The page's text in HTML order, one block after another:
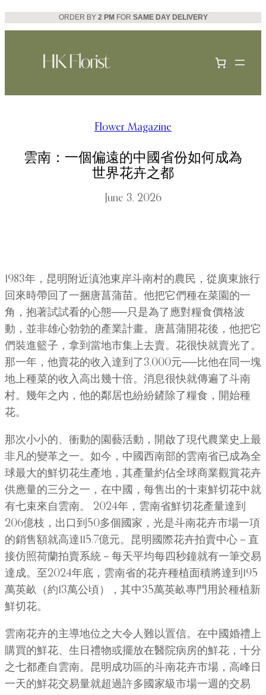
Skip
to
ORDER BY 2 PM FOR SAME DAY DELIVERY
Flower Magazine
雲南：一個偏遠的中國省份如何成為
世界花卉之都
June 3, 2026
1983年，昆明附近滇池東岸斗南村的農民，從廣東旅行
回來時帶回了一捆唐菖蒲苗。他把它們種在菜園的一
角，抱著試試看的心態──只是為了應對糧食價格波
動，並非雄心勃勃的產業計畫。唐菖蒲開花後，他把它
們裝進籃子，拿到當地市集上去賣。花很快就賣光了。
那一年，他賣花的收入達到了3,000元──比他在同一塊
地上種菜的收入高出幾十倍。消息很快就傳遍了斗南
村。幾年之內，他的鄰居也紛紛鏟除了糧食，開始種
花。
那次小小的、衝動的園藝活動，開啟了現代農業史上最
非凡的變革之一。如今，中國西南部的雲南省已成為全
球最大的鮮切花生產地，其產量約佔全球商業觀賞花卉
供應量的三分之一，在中國，每售出的十束鮮切花中就
有七束來自雲南。 2024年，雲南​​省鮮切花產量達到
206億枝，出口到50多個國家，光是斗南花卉市場一項
的銷售額就高達115.7億元。昆明國際花卉拍賣中心－直
接仿照荷蘭拍賣系統－每天平均每四秒鐘就有一筆交易
達成。至2024年底，雲南省的花卉種植面積將達到195
萬英畝（約13萬公頃），其中35萬英畝專門用於種植新
鮮切花。
雲南花卉的主導地位之大令人難以置信。在中國婚禮上
購買的鮮花、生日禮物或擺放在醫院病房的鮮花，十分
之七都產自雲南。昆明成功區的斗南花卉市場，高峰日
一天的鮮花交易量就超過許多國家級市場一週的交易